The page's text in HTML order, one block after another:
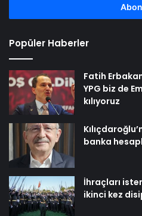
Popüler Haberler
Fatih
YPG biz de
kılıyoruz
banka
İhraçları
ikinci kez